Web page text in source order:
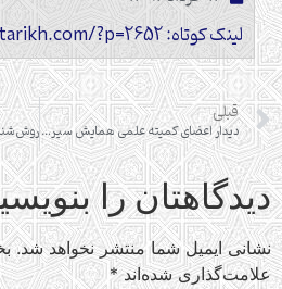
لینک کوتاه: https://sokhanetarikh.com/?p=2652
قبلی
دیدار اعضای کمیته علمی همایش سیره و زمانه امام کاظم(ع) با آیت الله حسینی بوشهری
دیدگاهتان را
نشانی ایمیل شما منتشر نخواهد شد.
علامت‌گذاری شده‌اند*